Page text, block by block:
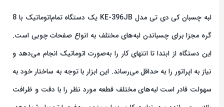
لبه چسبان کی دی تی مدل KE-396JB یک دستگاه تمام‌اتوماتیک با 8
گره مجزا برای چسباندن لبه‌های مختلف به انواع صفحات چوبی است.
این دستگاه از ابتدا تا انتهای کار را به‌صورت اتوماتیک انجام می‌دهد و
نیاز به اپراتور را به حداقل می‌رساند. این ابزار با توجه به ساختار خود به
سهولت قادر است لبه‌های مختلف قطعه مورد نظر را با دقت و ظرافت